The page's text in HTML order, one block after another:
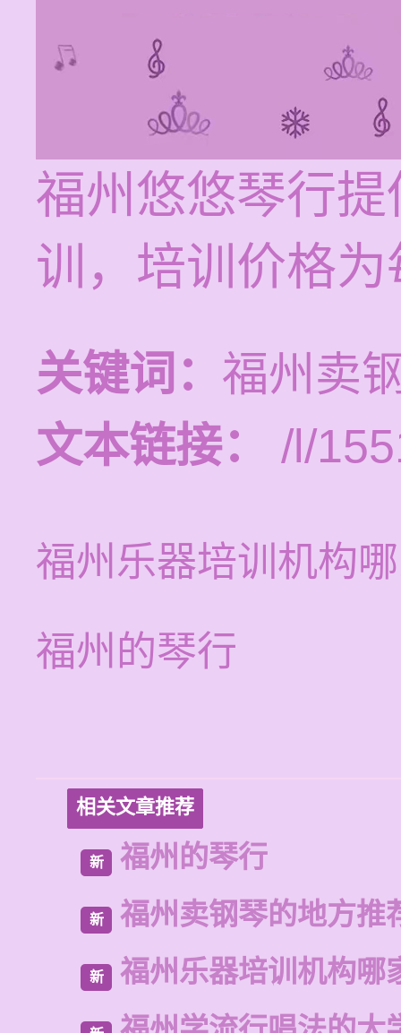
福州悠悠琴行
训，培训价格
关键词： 福州卖
文本链接：
/l/
福州乐器培训机构
福州的琴行
相关文章推荐
新 福州的琴行
新 福州卖钢琴的地方推
新 福州乐器培训机构哪